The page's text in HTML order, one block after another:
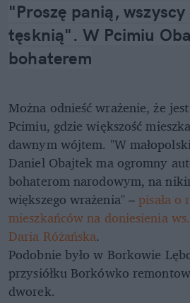
"Proszę panią,
tęsknią". W Pcimiu
bohaterem
Można odnieść wrażenie, że
Pcimiu, gdzie większość
dawnym wójtem. "W
Daniel Obajtek ma ogromny
bohaterom narodowym, na
większego wrażenia" –pisała o
mieszkańców na doniesienia
Daria Różańska.
Podobnie było w Borkowie
przysiółku Borkówko
dworek.